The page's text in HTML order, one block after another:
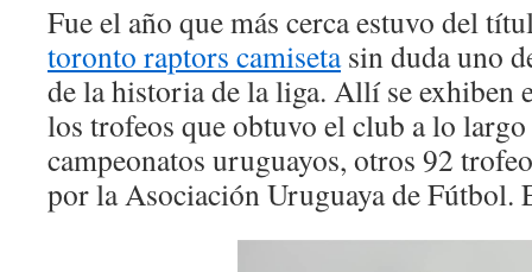
Fue el año que más cerca estuvo del
toronto raptors camisetasin duda uno
de la historia de la liga. Allí se exhiben
los trofeos que obtuvo el club a lo
campeonatos uruguayos, otros 92
por la Asociación Uruguaya de